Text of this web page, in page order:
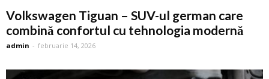
Volkswagen Tiguan – SUV-ul german care
combină confortul cu tehnologia modernă
admin - februarie 14, 2026